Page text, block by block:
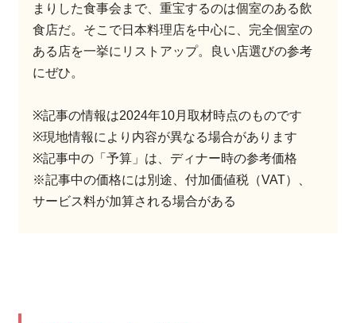
まりした食事会まで、重宝するのは個室のある飲
食店だ。そこで日本料理店を中心に、完全個室の
ある店を一挙にリストアップ。良い店選びの参考
にぜひ。
※記事の情報は2024年10月取材時点のものです
※現地情報により内容が異なる場合があります
※記事中の「予算」は、ディナー時の参考価格
※記事中の価格には別途、付加価値税（VAT）、
サービス料が加算される場合がある